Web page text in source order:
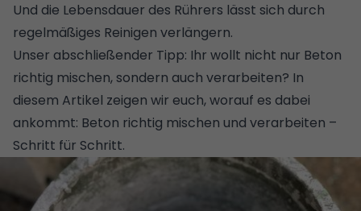
Und die Lebensdauer des Rührers lässt sich durch
regelmäßiges Reinigen verlängern.
Unser abschließender Tipp: Ihr wollt nicht nur Beton
richtig mischen, sondern auch verarbeiten? In
diesem Artikel zeigen wir euch, worauf es dabei
ankommt: Beton richtig mischen und verarbeiten –
Schritt für Schritt.